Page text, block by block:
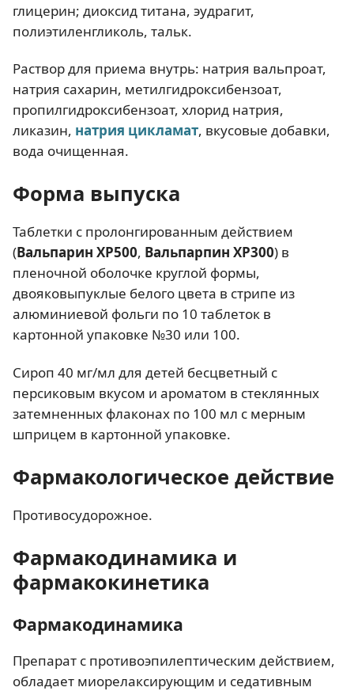
глицерин; диоксид титана, эудрагит,
полиэтиленгликоль, тальк.
Раствор для приема внутрь: натрия вальпроат,
натрия сахарин, метилгидроксибензоат,
пропилгидроксибензоат, хлорид натрия,
ликазин, натрия цикламат, вкусовые добавки,
вода очищенная.
Форма выпуска
Таблетки с пролонгированным действием
(Вальпарин ХР500, Вальпарпин ХР300) в
пленочной оболочке круглой формы,
двояковыпуклые белого цвета в стрипе из
алюминиевой фольги по 10 таблеток в
картонной упаковке №30 или 100.
Сироп 40 мг/мл для детей бесцветный с
персиковым вкусом и ароматом в стеклянных
затемненных флаконах по 100 мл с мерным
шприцем в картонной упаковке.
Фармакологическое действие
Противосудорожное.
Фармакодинамика и
фармакокинетика
Фармакодинамика
Препарат с противоэпилептическим действием,
обладает миорелаксирующим и седативным